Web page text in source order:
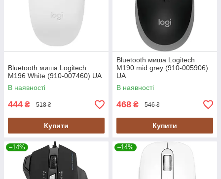
Bluetooth миша Logitech
M196 White (910-007460) UA
В наявності
444 ₴ 518 ₴
Купити
Bluetooth миша Logitech
M190 mid grey (910-005906)
UA
В наявності
468 ₴ 546 ₴
Купити
–14% –14%